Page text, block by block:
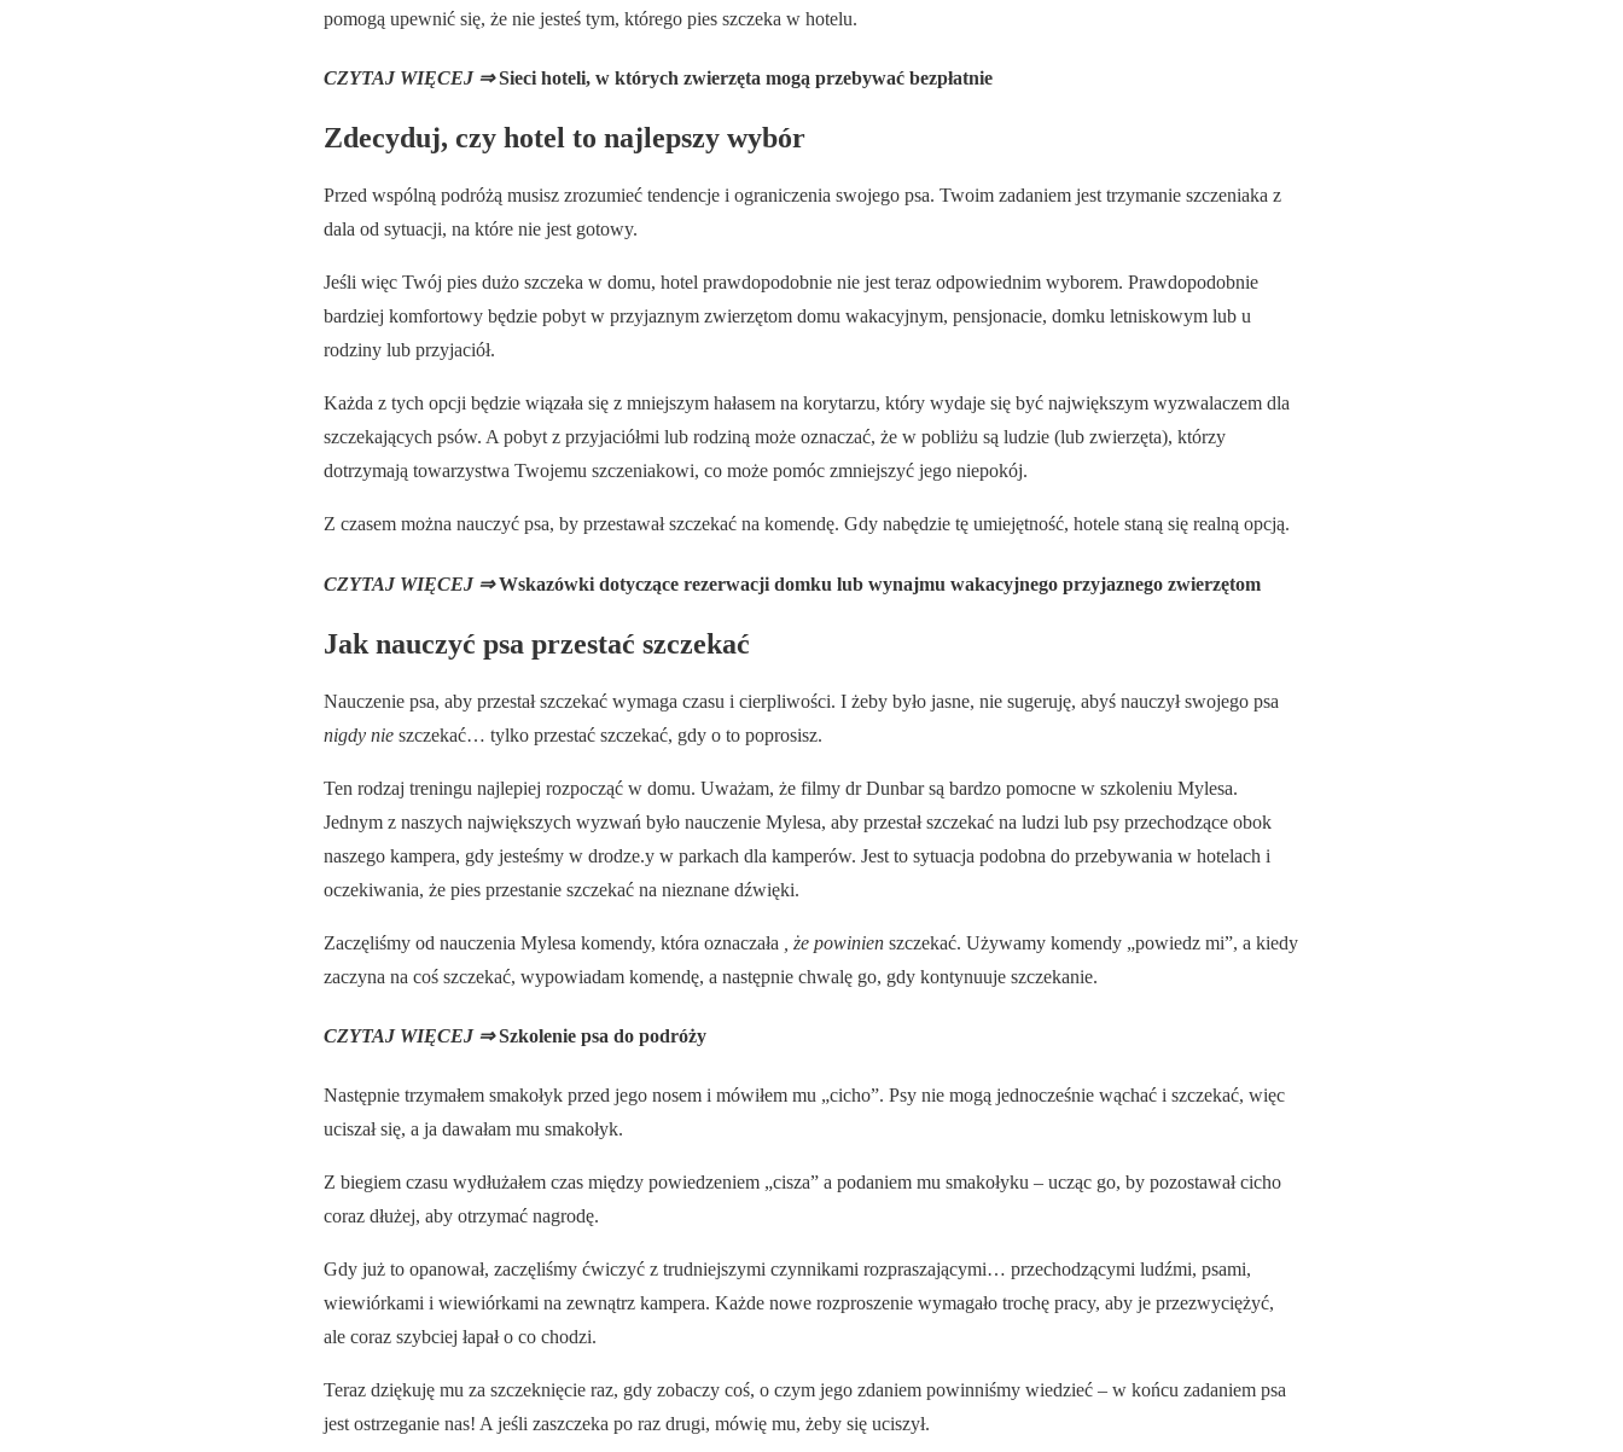
pomogą upewnić się, że nie jesteś tym, którego pies szczeka w hotelu.
CZYTAJ WIĘCEJ ⇒Sieci hoteli, w których zwierzęta mogą przebywać bezpłatnie
Zdecyduj, czy hotel to najlepszy wybór
Przed wspólną podróżą musisz zrozumieć tendencje i ograniczenia swojego psa. Twoim zadaniem jest trzymanie szczeniaka z
dala od sytuacji, na które nie jest gotowy.
Jeśli więc Twój pies dużo szczeka w domu, hotel prawdopodobnie nie jest teraz odpowiednim wyborem. Prawdopodobnie
bardziej komfortowy będzie pobyt w przyjaznym zwierzętom domu wakacyjnym, pensjonacie, domku letniskowym lub u
rodziny lub przyjaciół.
Każda z tych opcji będzie wiązała się z mniejszym hałasem na korytarzu, który wydaje się być największym wyzwalaczem dla
szczekających psów. A pobyt z przyjaciółmi lub rodziną może oznaczać, że w pobliżu są ludzie (lub zwierzęta), którzy
dotrzymają towarzystwa Twojemu szczeniakowi, co może pomóc zmniejszyć jego niepokój.
Z czasem można nauczyć psa, by przestawał szczekać na komendę. Gdy nabędzie tę umiejętność, hotele staną się realną opcją.
CZYTAJ WIĘCEJ ⇒Wskazówki dotyczące rezerwacji domku lub wynajmu wakacyjnego przyjaznego zwierzętom
Jak nauczyć psa przestać szczekać
Nauczenie psa, aby przestał szczekać wymaga czasu i cierpliwości. I żeby było jasne, nie sugeruję, abyś nauczył swojego psa
nigdy nie szczekać… tylko przestać szczekać, gdy o to poprosisz.
Ten rodzaj treningu najlepiej rozpocząć w domu. Uważam, że filmy dr Dunbar są bardzo pomocne w szkoleniu Mylesa.
Jednym z naszych największych wyzwań było nauczenie Mylesa, aby przestał szczekać na ludzi lub psy przechodzące obok
naszego kampera, gdy jesteśmy w drodze.y w parkach dla kamperów. Jest to sytuacja podobna do przebywania w hotelach i
oczekiwania, że pies przestanie szczekać na nieznane dźwięki.
Zaczęliśmy od nauczenia Mylesa komendy, która oznaczała , że powinien szczekać. Używamy komendy „powiedz mi”, a kiedy
zaczyna na coś szczekać, wypowiadam komendę, a następnie chwalę go, gdy kontynuuje szczekanie.
CZYTAJ WIĘCEJ ⇒Szkolenie psa do podróży
Następnie trzymałem smakołyk przed jego nosem i mówiłem mu „cicho”. Psy nie mogą jednocześnie wąchać i szczekać, więc
uciszał się, a ja dawałam mu smakołyk.
Z biegiem czasu wydłużałem czas między powiedzeniem „cisza” a podaniem mu smakołyku – ucząc go, by pozostawał cicho
coraz dłużej, aby otrzymać nagrodę.
Gdy już to opanował, zaczęliśmy ćwiczyć z trudniejszymi czynnikami rozpraszającymi… przechodzącymi ludźmi, psami,
wiewiórkami i wiewiórkami na zewnątrz kampera. Każde nowe rozproszenie wymagało trochę pracy, aby je przezwyciężyć,
ale coraz szybciej łapał o co chodzi.
Teraz dziękuję mu za szczeknięcie raz, gdy zobaczy coś, o czym jego zdaniem powinniśmy wiedzieć – w końcu zadaniem psa
jest ostrzeganie nas! A jeśli zaszczeka po raz drugi, mówię mu, żeby się uciszył.